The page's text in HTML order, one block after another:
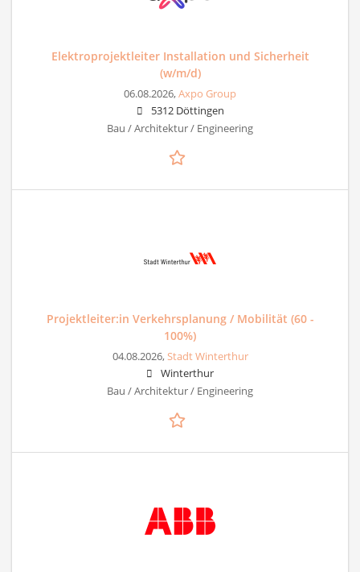
Elektroprojektleiter Installation und Sicherheit
(w/m/d)
06.08.2026,Axpo Group
5312 Döttingen
Bau / Architektur / Engineering
Projektleiter:in Verkehrsplanung / Mobilität (60 -
100%)
04.08.2026,Stadt Winterthur
Winterthur
Bau / Architektur / Engineering